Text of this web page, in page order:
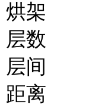
烘架
层数
层间
距离